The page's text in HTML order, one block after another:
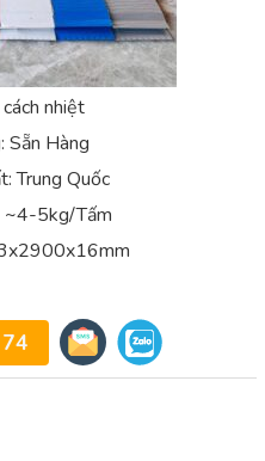
nhiệt
Sẵn Hàng
Trung Quốc
~4-5kg/Tấm